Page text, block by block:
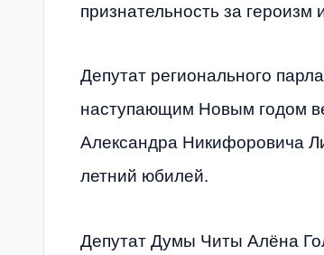
признательность за героизм
Депутат регионального
наступающим Новым годом
Александра Никифоровича
летний юбилей.
Депутат Думы Читы Алёна